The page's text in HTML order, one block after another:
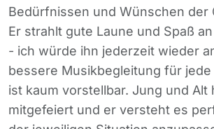
Bedürfnissen und Wünschen der
Er strahlt gute Laune und Spaß
- ich würde ihn jederzeit wieder
bessere Musikbegleitung für jede
ist kaum vorstellbar. Jung und Alt
mitgefeiert und er versteht es